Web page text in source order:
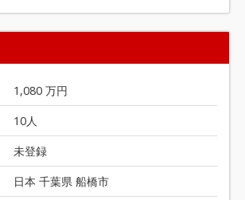
1,080 万円
10人
未登録
日本 千葉県 船橋市